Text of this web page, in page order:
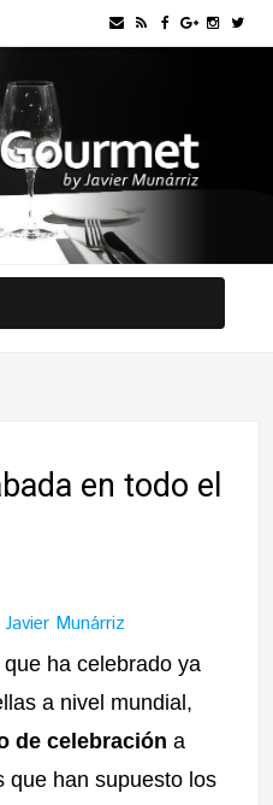
en todo el
Javier Munárriz
que ha celebrado ya
a nivel mundial,
de celebración a
que han supuesto los